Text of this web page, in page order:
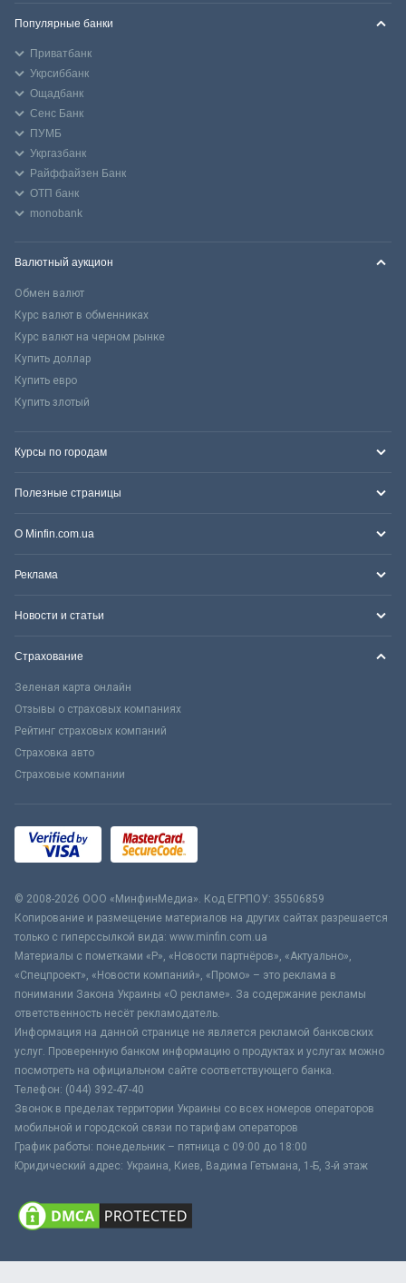
Популярные банки
Приватбанк
Укрсиббанк
Ощадбанк
Сенс Банк
ПУМБ
Укргазбанк
Райффайзен Банк
ОТП банк
monobank
Валютный аукцион
Обмен валют
Курс валют в обменниках
Курс валют на черном рынке
Купить доллар
Купить евро
Купить злотый
Курсы по городам
Полезные страницы
О Minfin.com.ua
Реклама
Новости и статьи
Страхование
Зеленая карта онлайн
Отзывы о страховых компаниях
Рейтинг страховых компаний
Страховка авто
Страховые компании
© 2008-2026 ООО «МинфинМедиа». Код ЕГРПОУ: 35506859
Копирование и размещение материалов на других сайтах разрешается
только с гиперссылкой вида: www.minfin.com.ua
Материалы с пометками «Р», «Новости партнёров», «Актуально»,
«Спецпроект», «Новости компаний», «Промо» – это реклама в
понимании Закона Украины «О рекламе». За содержание рекламы
ответственность несёт рекламодатель.
Информация на данной странице не является рекламой банковских
услуг. Проверенную банком информацию о продуктах и услугах можно
посмотреть на официальном сайте соответствующего банка.
Телефон: (044) 392-47-40
Звонок в пределах территории Украины со всех номеров операторов
мобильной и городской связи по тарифам операторов
График работы: понедельник – пятница с 09:00 до 18:00
Юридический адрес: Украина, Киев, Вадима Гетьмана, 1-Б, 3-й этаж